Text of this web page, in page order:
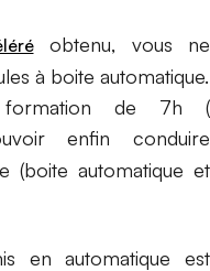
obtenu, vous ne
à boite automatique.
formation de 7h (
enfin conduire
(boite automatique et
en automatique est